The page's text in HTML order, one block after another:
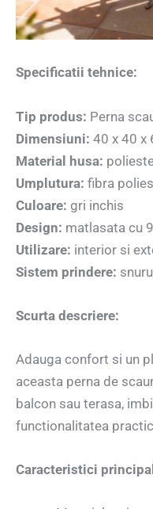
Specificatii tehnice:
Tip produs: Perna
Dimensiuni: 40 x 40 x
Material husa:
Umplutura: fibra
Culoare: gri inchis
Design: matlasata cu
Utilizare: interior si
Sistem prindere:
Scurta descriere:
Adauga confort si un
aceasta perna de
balcon sau terasa,
functionalitatea
Caracteristici